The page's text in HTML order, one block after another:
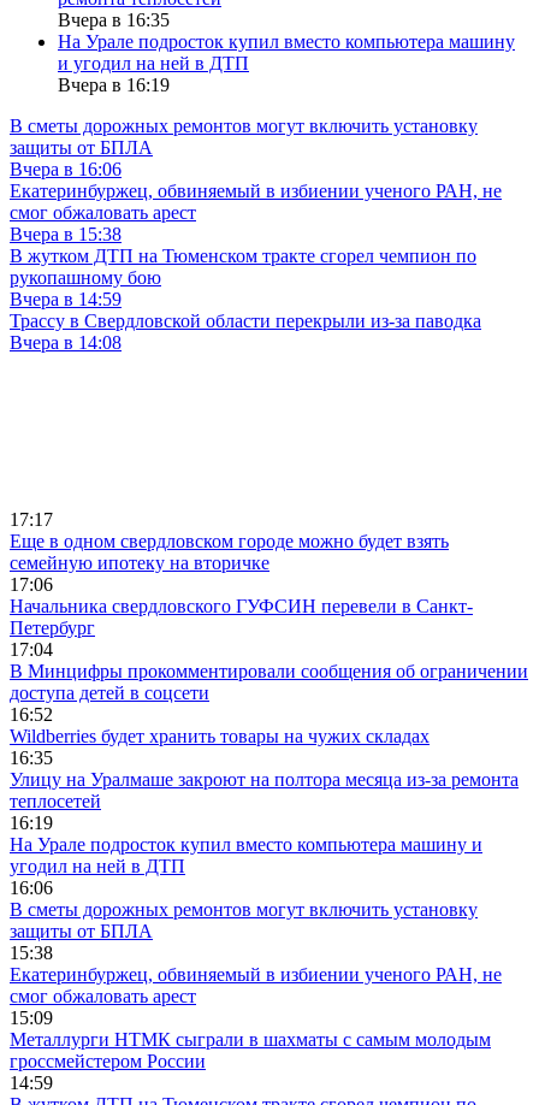
Вчера в 16:35
На Урале подросток купил вместо компьютера машину
и угодил на ней в ДТП
Вчера в 16:19
В сметы дорожных ремонтов могут включить установку
защиты от БПЛА
Вчера в 16:06
Екатеринбуржец, обвиняемый в избиении ученого РАН, не
смог обжаловать арест
Вчера в 15:38
В жутком ДТП на Тюменском тракте сгорел чемпион по
рукопашному бою
Вчера в 14:59
Трассу в Свердловской области перекрыли из-за паводка
Вчера в 14:08
17:17
Еще в одном свердловском городе можно будет взять
семейную ипотеку на вторичке
17:06
Начальника свердловского ГУФСИН перевели в Санкт-
Петербург
17:04
В Минцифры прокомментировали сообщения об ограничении
доступа детей в соцсети
16:52
Wildberries будет хранить товары на чужих складах
16:35
Улицу на Уралмаше закроют на полтора месяца из-за ремонта
теплосетей
16:19
На Урале подросток купил вместо компьютера машину и
угодил на ней в ДТП
16:06
В сметы дорожных ремонтов могут включить установку
защиты от БПЛА
15:38
Екатеринбуржец, обвиняемый в избиении ученого РАН, не
смог обжаловать арест
15:09
Металлурги НТМК сыграли в шахматы с самым молодым
гроссмейстером России
14:59